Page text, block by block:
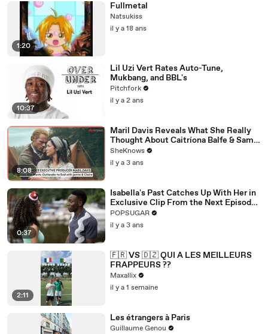
1:20
Fullmetal
Natsukiss
il y a 18 ans
10:37
Lil Uzi Vert Rates Auto-Tune,
Mukbang, and BBL's
Pitchfork
il y a 2 ans
8:08
Maril Davis Reveals What She Really
Thought About Caitríona Balfe & Sam
Heughan's Chemistry Test & How
She'd Like "Outlander" to End
SheKnows
il y a 3 ans
0:37
Isabella's Past Catches Up With Her in
Exclusive Clip From the Next Episode
of "Cruel Summer"
POPSUGAR
il y a 3 ans
2:11
🇫🇷 VS 🇩🇿 QUI A LES MEILLEURS
FRAPPEURS ??
Maxallix
il y a 1 semaine
Les étrangers à Paris
Guillaume Genou